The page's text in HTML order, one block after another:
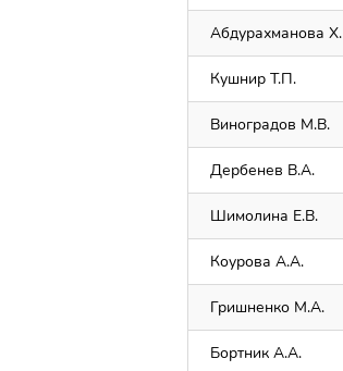
Абдурахманова Х.
Кушнир Т.П.
Виноградов М.В.
Дербенев В.А.
Шимолина Е.В.
Коурова А.А.
Гришненко М.А.
Бортник А.А.